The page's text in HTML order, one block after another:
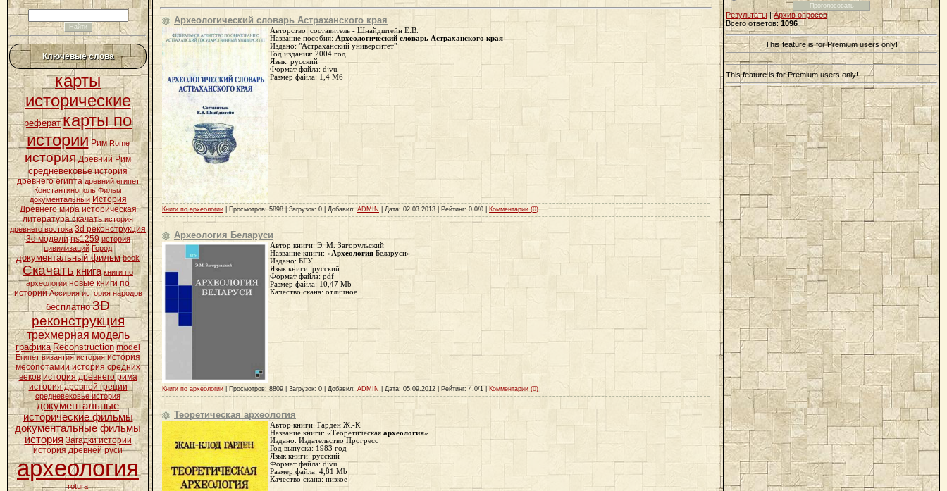
Ключевые слова
карты
исторические
реферат карты по
истории Рим Rome
история Древний Рим
средневековье история
древнего египта древний египет
Константинополь Фильм
документальный История
Древнего мира историческая
литература скачать история
древнего востока 3d реконструкция
3d модели ns1259 история
цивилизаций Город
документальный фильм book
Скачать книга книги по
археологии новые книги по
истории Ассирия история народов
бесплатно 3D
реконструкция
трехмерная модель
графика Reconstruction model
Египет византия история история
месопотамии история средних
веков история древнего рима
история древней греции
средневековье история
документальные
исторические фильмы
документальные фильмы
история Загадки истории
история древней руси
археология
rotura
Археологический словарь Астраханского края
Авторство: составитель - Шнайдштейн Е.В.
Название пособия: Археологический словарь Астраханского края
Издано: "Астраханский университет"
Год издания: 2004 год
Язык: русский
Формат файла: djvu
Размер файла: 1,4 Мб
Книги по археологии | Просмотров: 5898 | Загрузок: 0 | Добавил: ADMIN | Дата: 02.03.2013 | Рейтинг: 0.0/0 | Комментарии (0)
Археология Беларуси
Автор книги: Э. М. Загорульский
Название книги: «Археология Беларуси»
Издано: БГУ
Язык книги: русский
Формат файла: pdf
Размер файла: 10,47 Mb
Качество скана: отличное
Книги по археологии | Просмотров: 8809 | Загрузок: 0 | Добавил: ADMIN | Дата: 05.09.2012 | Рейтинг: 4.0/1 | Комментарии (0)
Теоретическая археология
Автор книги: Гарден Ж.-К.
Название книги: «Теоретическая археология»
Издано: Издательство Прогресс
Год выпуска: 1983 год
Язык книги: русский
Формат файла: djvu
Размер файла: 4,81 Mb
Качество скана: низкое
Результаты|Архив опросов
Всего ответов: 1096
This feature is for Premium users only!
This feature is for Premium users only!